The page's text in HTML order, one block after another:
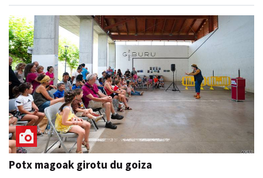
Potx magoak girotu du goiza